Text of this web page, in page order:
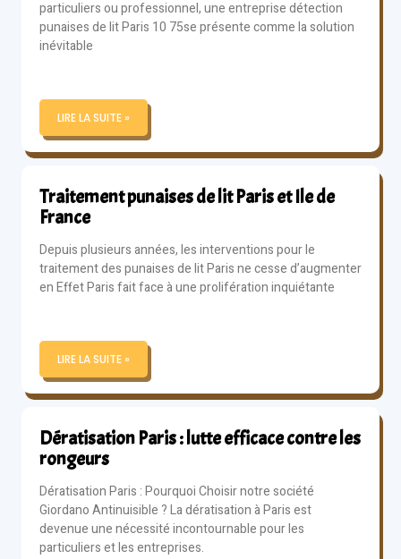
particuliers ou professionnel, une entreprise détection
punaises de lit Paris 10 75se présente comme la solution
inévitable
LIRE LA SUITE »
Traitement punaises de lit Paris et Ile de
France
Depuis plusieurs années, les interventions pour le
traitement des punaises de lit Paris ne cesse d’augmenter
en Effet Paris fait face à une prolifération inquiétante
LIRE LA SUITE »
Dératisation Paris : lutte efficace contre les
rongeurs
Dératisation Paris : Pourquoi Choisir notre société
Giordano Antinuisible ? La dératisation à Paris est
devenue une nécessité incontournable pour les
particuliers et les entreprises.